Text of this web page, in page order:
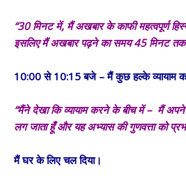
“30 मिनट में, मैं अखबार के काफी महत्वपूर्ण
इसलिए मैं अखबार पढ़ने का समय 45 मिनट तक
10:00 से 10:15 बजे – मैं कुछ हल्के व्यायाम
“मैंने देखा कि व्यायाम करने के बीच में – मैं
लग जाता हूँ और यह अभ्यास की गुणवत्ता को
मैं घर के लिए चल दिया।